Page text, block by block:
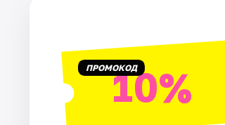
ПРОМОКОД10%